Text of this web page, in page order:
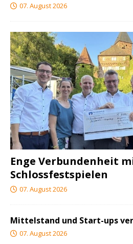
07. August 2026
Enge Verbundenheit
Schlossfestspielen
07. August 2026
Mittelstand und Start-ups
07. August 2026